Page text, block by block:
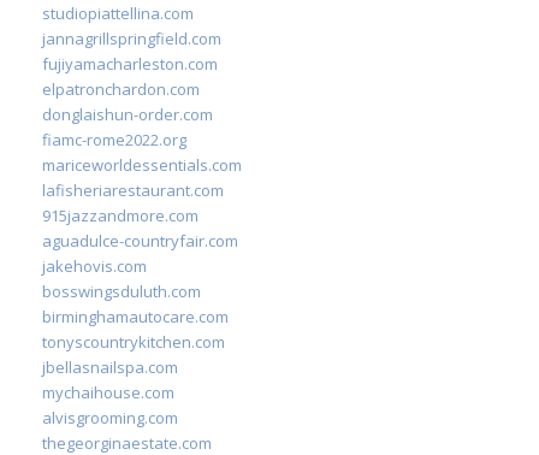
studiopiattellina.com
jannagrillspringfield.com
fujiyamacharleston.com
elpatronchardon.com
donglaishun-order.com
fiamc-rome2022.org
mariceworldessentials.com
lafisheriarestaurant.com
915jazzandmore.com
aguadulce-countryfair.com
jakehovis.com
bosswingsduluth.com
birminghamautocare.com
tonyscountrykitchen.com
jbellasnailspa.com
mychaihouse.com
alvisgrooming.com
thegeorginaestate.com